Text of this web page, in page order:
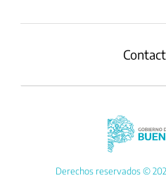
Derechos reservados ©